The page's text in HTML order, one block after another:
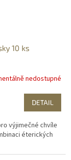
10 ks
nedostupné
DETAIL
výjimečné chvíle
éterických